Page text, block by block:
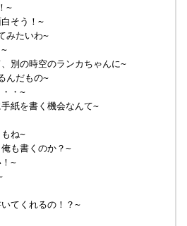
~
そう！~
みたいわ~
別の時空のランカちゃんに~
んだもの~
・~
紙を書く機会なんて~
ね~
も書くのか？~
~
てくれるの！？~